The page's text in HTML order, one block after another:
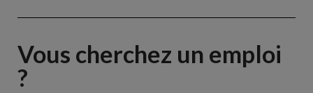
Vous cherchez un emploi
?